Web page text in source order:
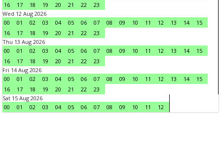
16
17 18 19 20 21 22
23
Wed 12 Aug 2026
00
01 02 03 04 05 06 07 08 09 10 11 12 13 14
15
16
17 18 19 20 21 22
23
Thu 13 Aug 2026
00
01 02 03 04 05 06 07 08 09 10 11 12 13 14
15
16
17 18 19 20 21 22
23
Fri 14 Aug 2026
00
01 02 03 04 05 06 07 08 09 10 11 12 13 14
15
16
17 18 19 20 21 22
23
Sat 15 Aug 2026
00
01 02 03 04 05 06 07 08 09 10 11 12